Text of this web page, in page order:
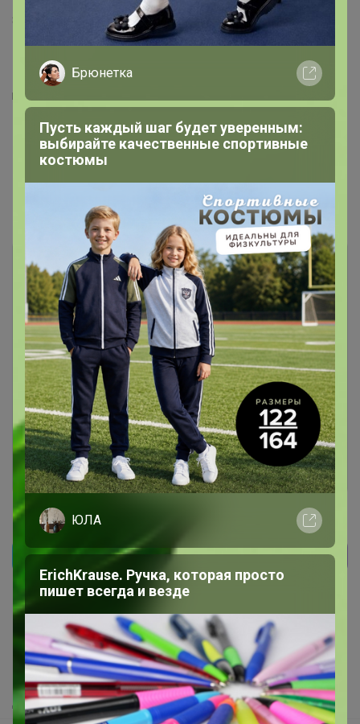
8 сентября, 2021 18:34 1
Бонифаций , спасибо за подарок, очень приятно :)
Бывaю офигeнной… Бывaю офигeвшeй… Кому кaк повeзeт.
Показаны записи1-3из3.
Чтобы ответить или задать вопрос
необходимо авторизоваться на сайте
Это займет меньше минуты
Войти Зарегистрироваться
Как здесь все устроено?
Как сделать заказ?
Как получить?
Доставка
Брюнетка
Пусть каждый шаг будет уверенным:
выбирайте качественные спортивные
костюмы
ЮЛА
ErichKrause. Ручка, которая просто
пишет всегда и везде